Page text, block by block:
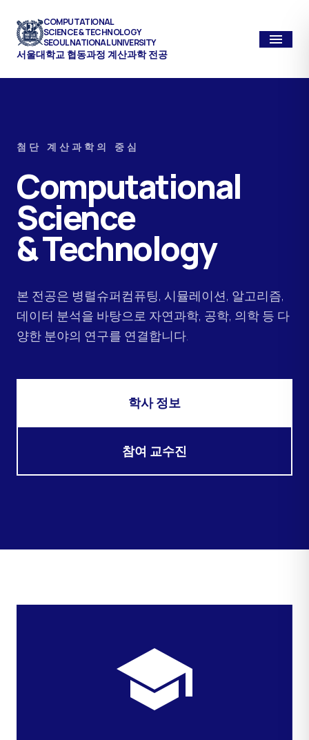
COMPUTATIONAL
SCIENCE & TECHNOLOGY
SEOUL NATIONAL UNIVERSITY
서울대학교 협동과정 계산과학 전공
menu
첨단 계산과학의 중심
Computational
Science
& Technology
본 전공은 병렬슈퍼컴퓨팅, 시뮬레이션, 알고리즘,
데이터 분석을 바탕으로 자연과학, 공학, 의학 등 다
양한 분야의 연구를 연결합니다.
학사 정보
참여 교수진
school